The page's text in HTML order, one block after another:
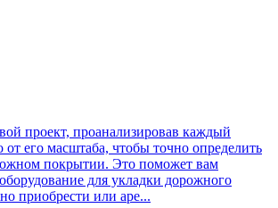
проект, проанализировав каждый
от его масштаба, чтобы точно определить
покрытии. Это поможет вам
для укладки дорожного
приобрести или аре...